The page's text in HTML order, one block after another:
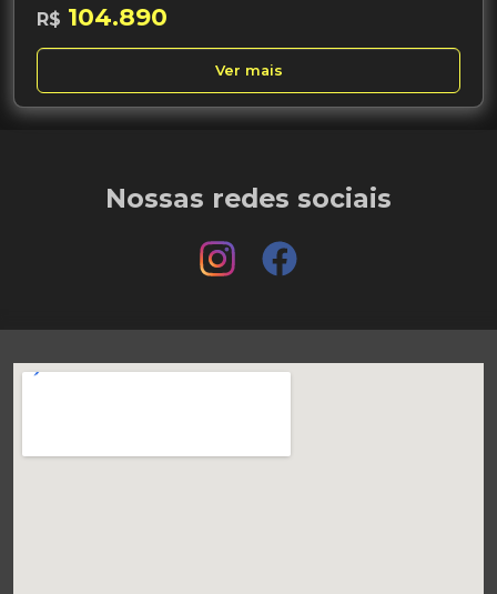
R$ 104.890
Ver mais
Nossas redes sociais